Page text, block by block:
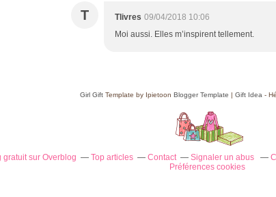
T Tlivres 09/04/2018 10:06
Moi aussi. Elles m’inspirent tellement.
Girl GiftTemplate by Ipietoon Blogger Template | Gift Idea -
gratuit sur Overblog Top articles Contact Signaler un abus
Préférences cookies